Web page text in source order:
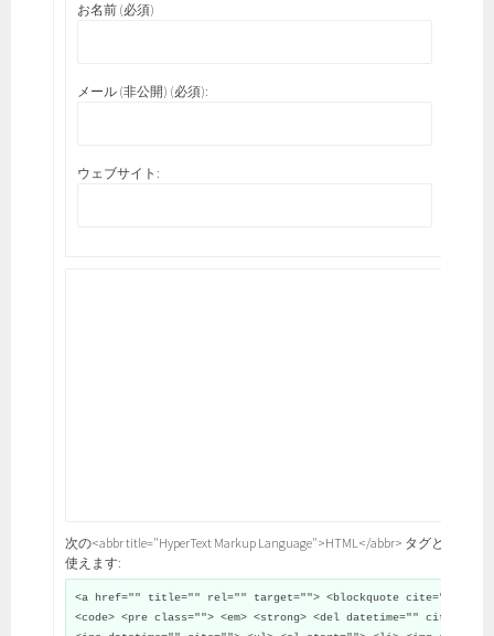
お名前 (必須)
メール (非公開) (必須):
ウェブサイト:
次の<abbr title="HyperText Markup Language">HTML</abbr> タグと属性が
使えます:
<a href="" title="" rel="" target=""> <blockquote cite="">
<code> <pre class=""> <em> <strong> <del datetime="" cite="">